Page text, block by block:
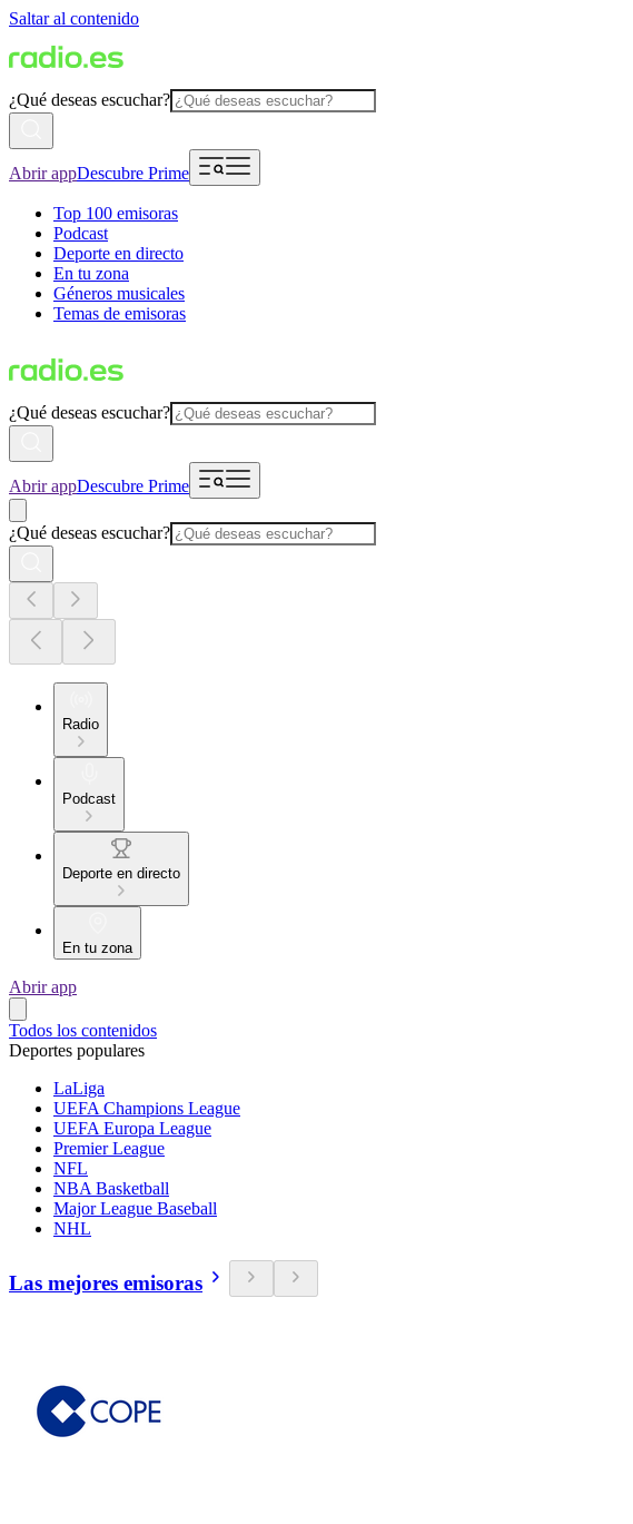
Saltar al contenido
¿Qué deseas escuchar?
Abrir appDescubre Prime
Top 100 emisoras
Podcast
Deporte en directo
En tu zona
Géneros musicales
Temas de emisoras
¿Qué deseas escuchar?
Abrir appDescubre Prime
¿Qué deseas escuchar?
Radio
Podcast
Deporte en directo
En tu zona
Abrir app
Todos los contenidos
Deportes populares
LaLiga
UEFA Champions League
UEFA Europa League
Premier League
NFL
NBA Basketball
Major League Baseball
NHL
Las mejores emisoras